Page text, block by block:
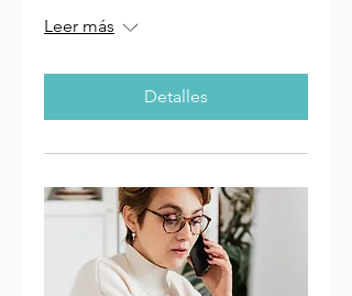
Leer más
Detalles